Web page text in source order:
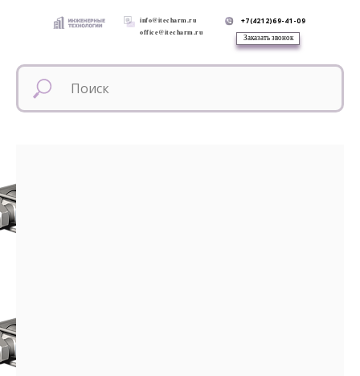
info@itecharm.ru
office@itecharm.ru
+7(4212)69-41-09
Заказать звонок